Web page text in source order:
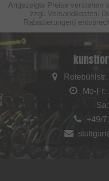
Angezeigte Preise verstehen
zzgl. Versandkosten.
Rabattierungen)
Mo-Fr:
+49/